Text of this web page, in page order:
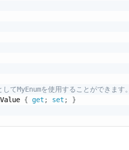
てMyEnumを使用することができます。
{ get ; set ;
}